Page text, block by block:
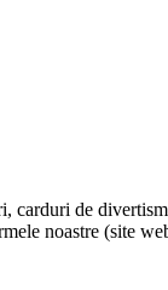
de
noastre (site